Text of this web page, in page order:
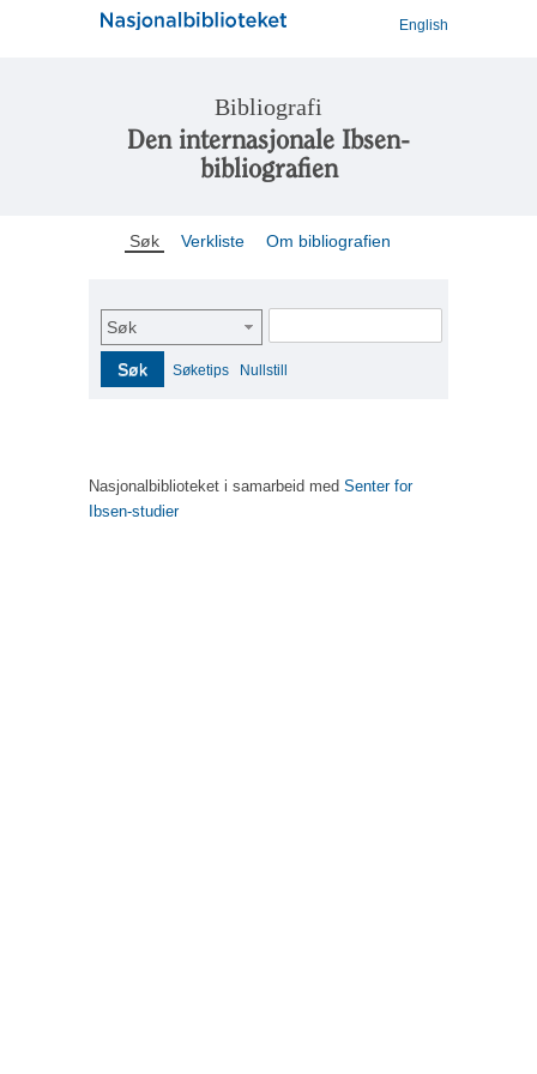
English
Bibliografi
Den internasjonale Ibsen-
bibliografien
Søk Verkliste Om bibliografien
Søk
Søk Søketips Nullstill
Nasjonalbiblioteket i samarbeid med Senter for
Ibsen-studier